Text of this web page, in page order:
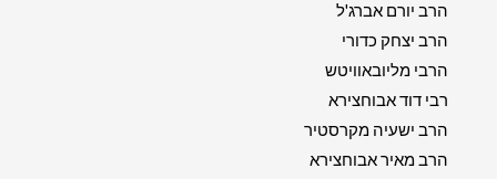
הרב יורם אברג'ל
הרב יצחק כדורי
הרבי מליובאוויטש
רבי דוד אבוחצירא
הרב ישעיה מקרסטיר
הרב מאיר אבוחצירא